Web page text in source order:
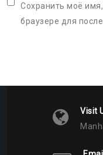
Сохранить моё
браузере для
Visit